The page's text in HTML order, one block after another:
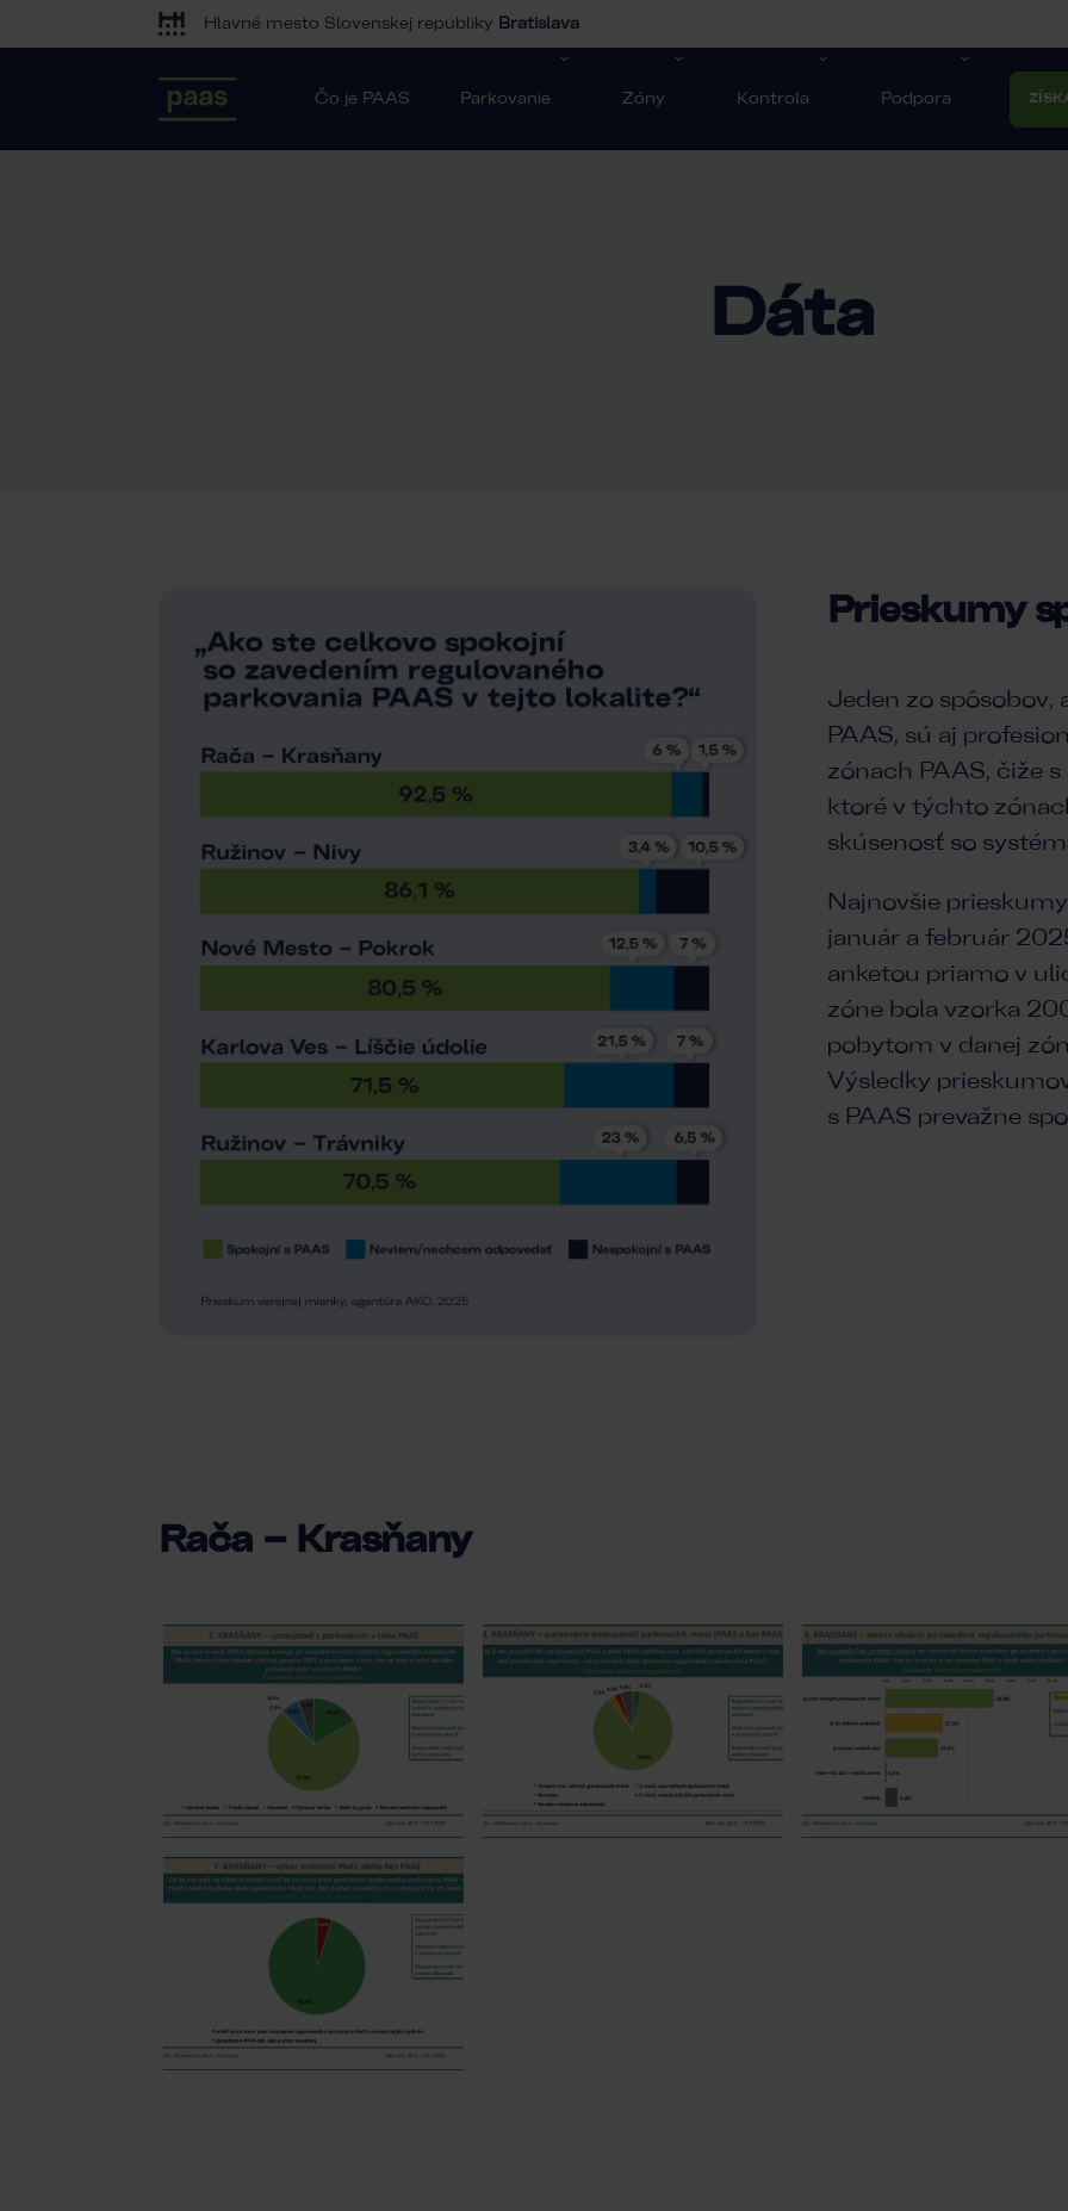
Hlavné mesto Slovenskej republiky Bratislava
Čo je PAAS Parkovanie Zóny Kontrola Podpora
Dáta
Prieskumy
Jeden zo spôsobov,
PAAS, sú aj
zónach PAAS, čiže
ktoré v týchto
skúsenosť so
Najnovšie
január a február
anketou priamo v
zóne bola vzorka
pobytom v danej
Výsledky
s PAAS prevažne
Rača – Krasňany